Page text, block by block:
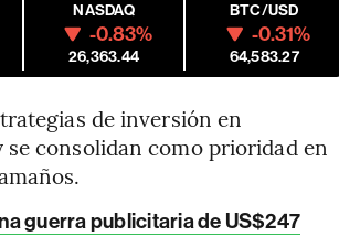
NASDAQ
-0.83%
26,363.44
BTC/USD
-0.31%
64,583.27
de inversión en
consolidan como prioridad en
guerra publicitaria de US$247